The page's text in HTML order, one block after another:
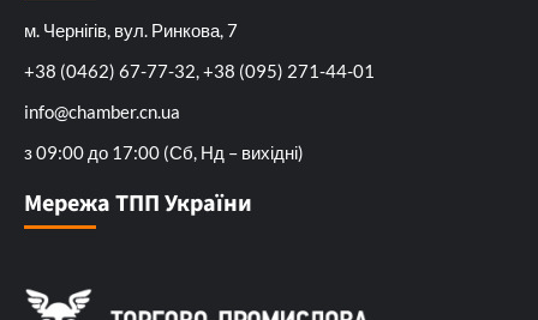
м. Чернігів, вул. Ринкова, 7
+38 (0462) 67-77-32, +38 (095) 271-44-01
info@chamber.cn.ua
з 09:00 до 17:00 (Сб, Нд – вихідні)
Мережа ТПП України